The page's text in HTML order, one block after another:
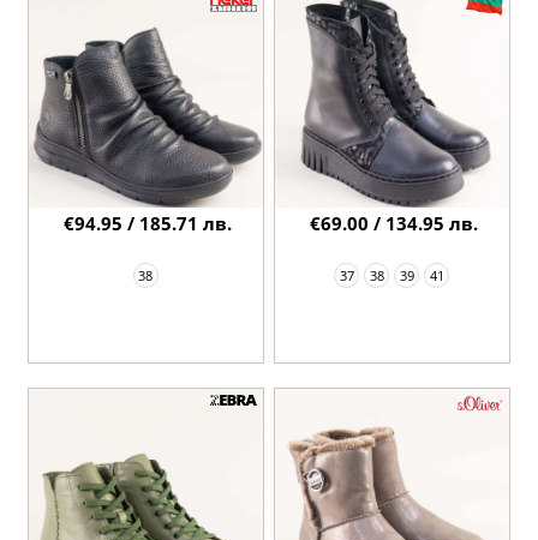
38
€94.95 / 185.71 лв.
37 38 39 41
€69.00 / 134.95 лв.